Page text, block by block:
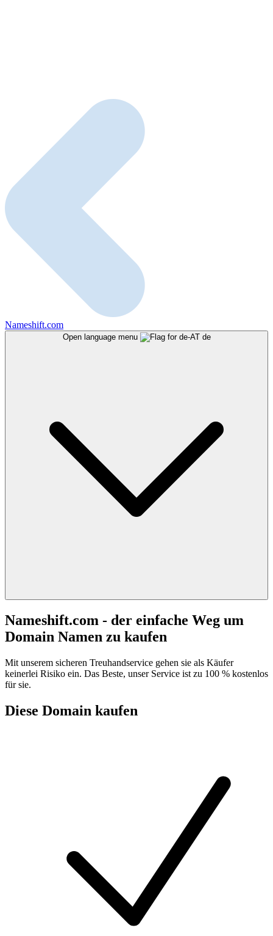
Nameshift.com
Open language menu de
Nameshift.com - der einfache Weg um
Domain Namen zu kaufen
Mit unserem sicheren Treuhandservice gehen sie als Käufer
keinerlei Risiko ein. Das Beste, unser Service ist zu 100 % kostenlos
für sie.
Diese Domain kaufen